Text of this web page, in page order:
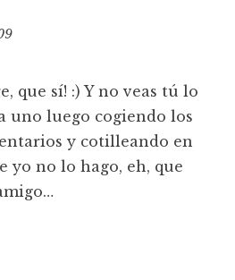
que sí! :) Y no veas tú lo
uno luego cogiendo los
y cotilleando en
yo no lo hago, eh, que